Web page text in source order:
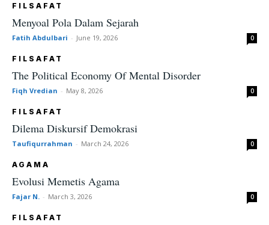
FILSAFAT
Menyoal Pola Dalam Sejarah
Fatih Abdulbari - June 19, 2026 0
FILSAFAT
The Political Economy Of Mental Disorder
Fiqh Vredian - May 8, 2026 0
FILSAFAT
Dilema Diskursif Demokrasi
Taufiqurrahman - March 24, 2026 0
AGAMA
Evolusi Memetis Agama
Fajar N. - March 3, 2026 0
FILSAFAT